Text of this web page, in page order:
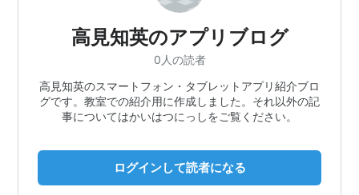
高見知英のアプリブログ
0人の読者
高見知英のスマートフォン・タブレットアプリ紹介ブロ
グです。教室での紹介用に作成しました。それ以外の記
事についてはかいはつにっしをご覧ください。
ログインして読者になる